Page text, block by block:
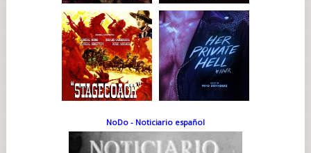
NoDo - Noticiario español